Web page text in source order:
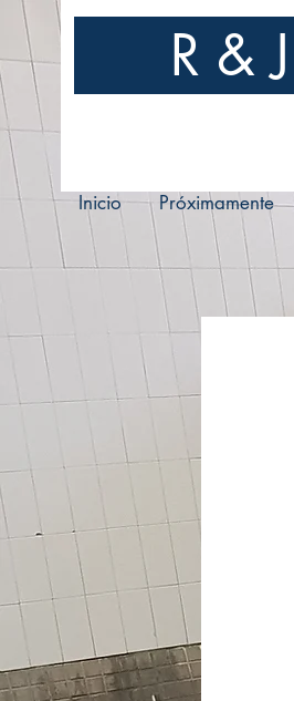
R &
Inicio Próximamente